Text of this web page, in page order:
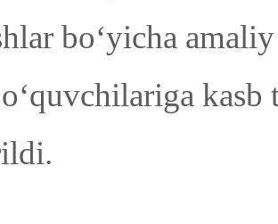
bo‘yicha
kasb